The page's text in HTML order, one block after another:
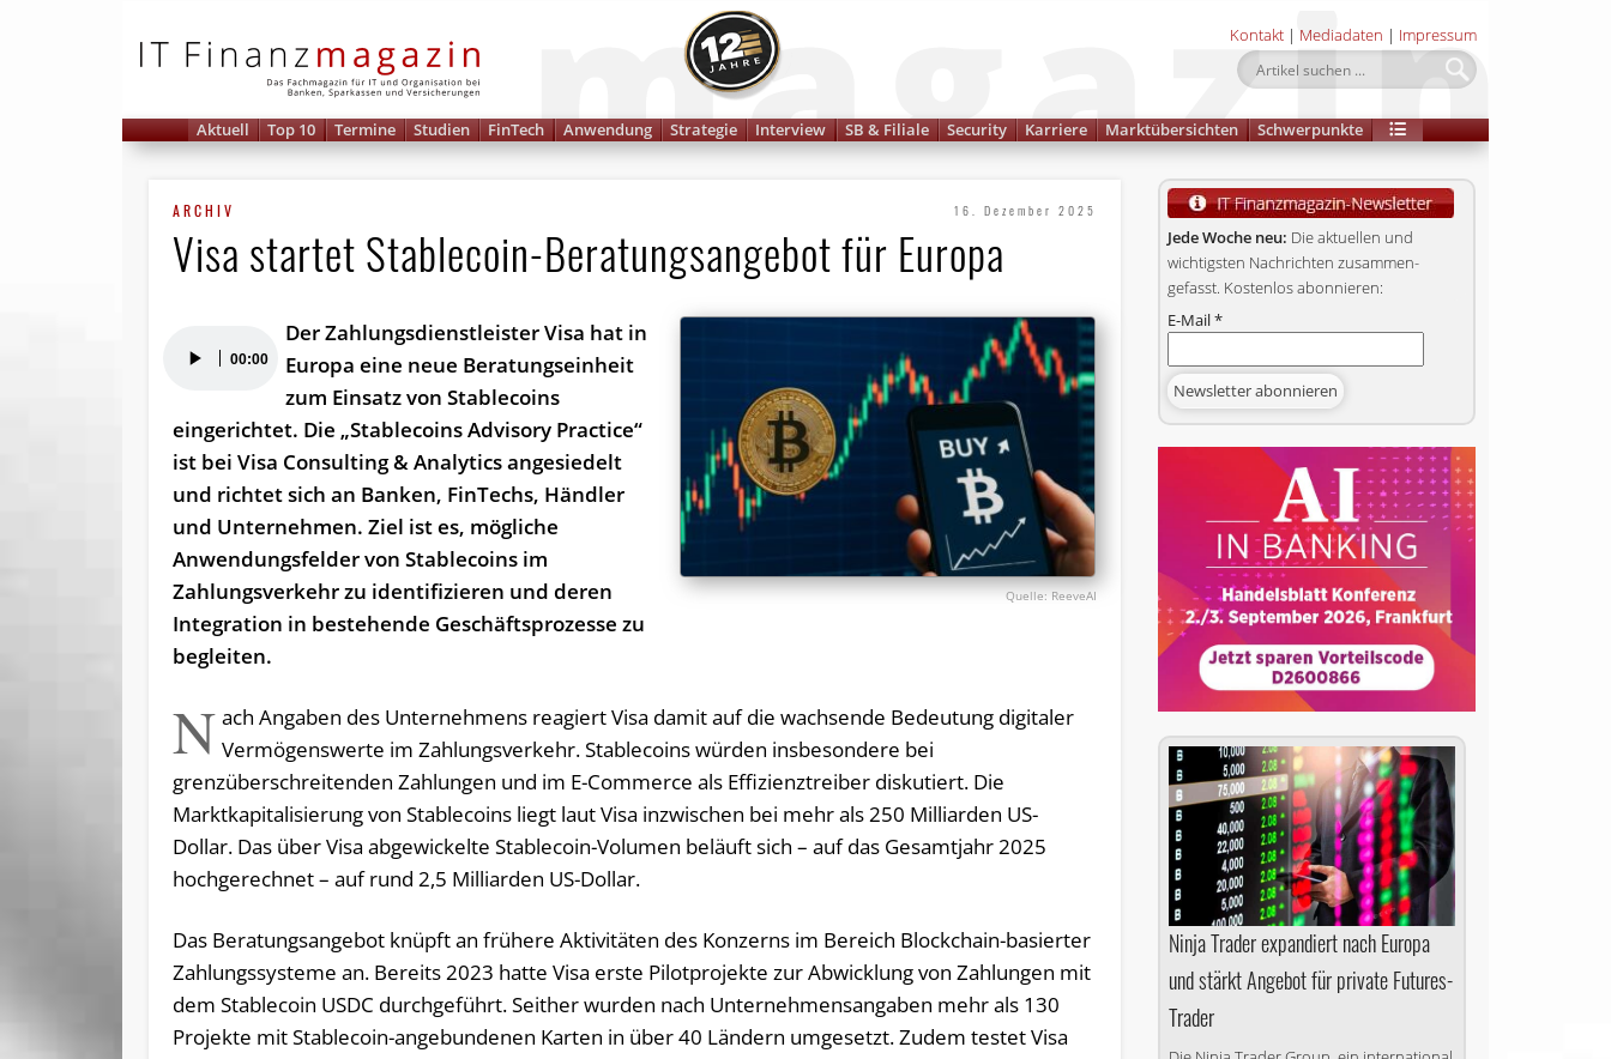
Kontakt | Mediadaten | Impressum
Aktuell Top 10 Termine Studien FinTech Anwendung Strategie Interview SB & Filiale Security Karriere Marktübersichten Schwerpunkte
ARCHIV 16. Dezember 2025
Visa startet Stablecoin-Beratungsangebot für Europa
ReeveAI
Player 00:00
Der Zahlungsdienstleister Visa hat in
Europa eine neue Beratungseinheit
zum Einsatz von Stablecoins
eingerichtet. Die „Stablecoins Advisory Practice“
ist bei Visa Consulting & Analytics angesiedelt
und richtet sich an Banken, FinTechs, Händler
und Unternehmen. Ziel ist es, mögliche
Anwendungsfelder von Stablecoins im
Zahlungsverkehr zu identifizieren und deren
Integration in bestehende Geschäftsprozesse zu
begleiten.
N ach Angaben des Unternehmens reagiert Visa damit auf die wachsende Bedeutung digitaler
Vermögenswerte im Zahlungsverkehr. Stablecoins würden insbesondere bei
grenzüberschreitenden Zahlungen und im E-Commerce als Effizienztreiber diskutiert. Die
Marktkapitalisierung von Stablecoins liegt laut Visa inzwischen bei mehr als 250 Milliarden US-
Dollar. Das über Visa abgewickelte Stablecoin-Volumen beläuft sich – auf das Gesamtjahr 2025
hochgerechnet – auf rund 2,5 Milliarden US-Dollar.
Das Beratungsangebot knüpft an frühere Aktivitäten des Konzerns im Bereich Blockchain-basierter
Zahlungssysteme an. Bereits 2023 hatte Visa erste Pilotprojekte zur Abwicklung von Zahlungen mit
dem Stablecoin USDC durchgeführt. Seither wurden nach Unternehmensangaben mehr als 130
Projekte mit Stablecoin-angebundenen Karten in über 40 Ländern umgesetzt. Zudem testet Visa
Jede Woche neu: Die aktuellen und
wichtigsten Nachrichten zusammen­
gefasst. Kostenlos abonnieren:
E-Mail*
Ninja Trader expandiert nach Europa
und stärkt Angebot für private Futures-
Trader